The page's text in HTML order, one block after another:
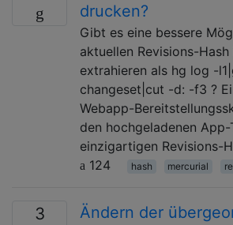
drucken?
Gibt es eine bessere
aktuellen Revisions-
extrahieren als hg log -
changeset|cut -d: -f3 ?
Webapp-
den hochgeladenen
einzigartigen Revisions-
124
hash mercurial
3
Ändern der